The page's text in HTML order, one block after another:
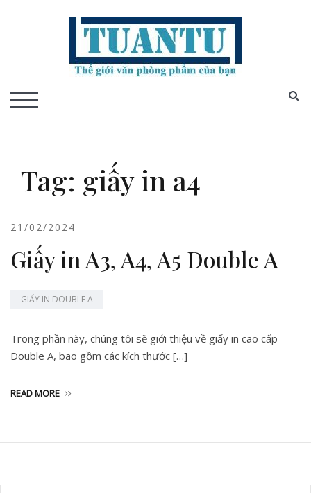
TOGGLE MOBILE MENU
Tag: giấy in a4
21/02/2024
Giấy in A3, A4, A5 Double A
GIẤY IN DOUBLE A
Trong phần này, chúng tôi sẽ giới thiệu về giấy in cao cấp
Double A, bao gồm các kích thước […]
READ MORE